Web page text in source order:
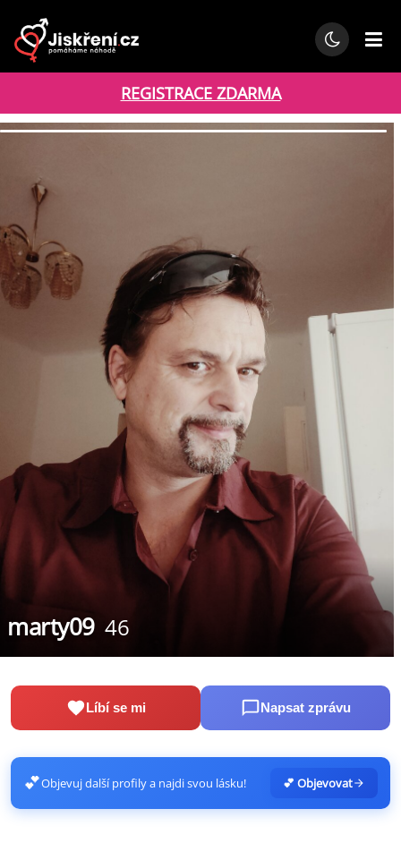
REGISTRACE ZDARMA
marty09 46
Líbí se mi Napsat zprávu
💕Objevuj další profily a najdi svou lásku! 💕 Objevovat